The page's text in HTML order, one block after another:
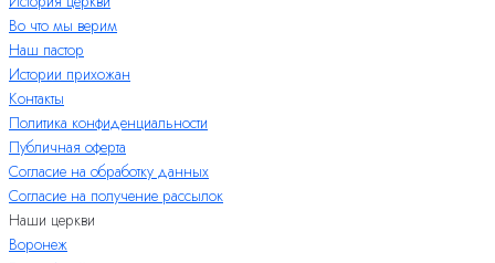
Во что мы верим
Наш пастор
Истории прихожан
Контакты
Политика конфиденциальности
Публичная оферта
Согласие на обработку данных
Согласие на получение рассылок
Наши церкви
Воронеж